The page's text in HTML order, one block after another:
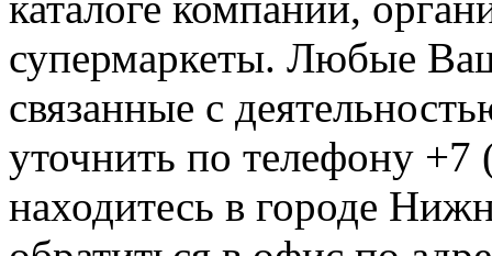
супермаркеты. Любые
связанные с
уточнить по телефону
находитесь в городе